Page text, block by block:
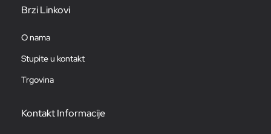
Brzi Linkovi
O nama
Stupite u kontakt
Trgovina
Kontakt Informacije